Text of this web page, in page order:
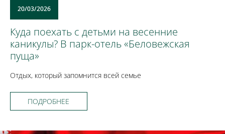
20/03/2026
Куда поехать с детьми на весенние
каникулы? В парк-отель «Беловежская
пуща»
Отдых, который запомнится всей семье
ПОДРОБНЕЕ